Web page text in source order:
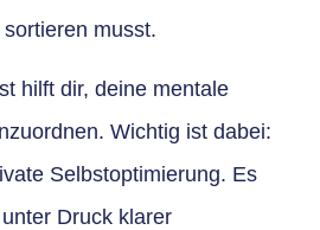
musst.
hilft dir, deine mentale
Wichtig ist dabei:
Selbstoptimierung. Es
Druck klarer